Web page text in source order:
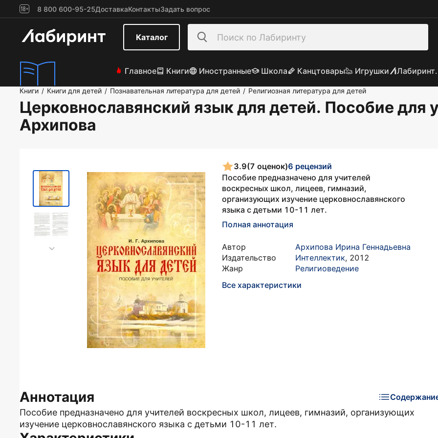
8 800 600-95-25ДоставкаКонтактыЗадать вопрос
Каталог
Главное Книги Иностранные Школа Канцтовары Игрушки
Книги / Книги для детей / Познавательная литература для детей / Религиозная литература для детей
Церковнославянский язык для детей. Пособие для
Архипова
3.9(7 оценок)6 рецензий
Пособие предназначено для учителей
воскресных школ, лицеев, гимназий,
организующих изучение церковнославянского
языка с детьми 10-11 лет.
Полная аннотация
Автор
Архипова Ирина Геннадьевна
Издательство
Интеллектик, 2012
Жанр
Религиоведение
Все характеристики
Аннотация
Пособие предназначено для учителей воскресных школ, лицеев, гимназий, организующих
изучение церковнославянского языка с детьми 10-11 лет.